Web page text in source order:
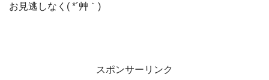
お見逃しなく( *´艸｀)
スポンサーリンク